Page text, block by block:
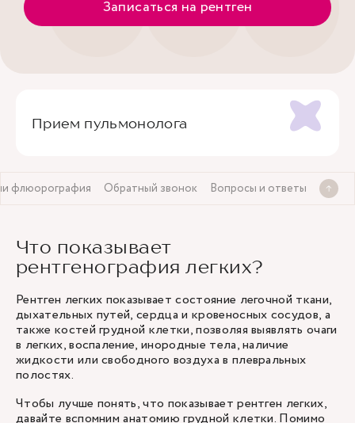
Записаться на рентген
Прием пульмонолога
флюорография Обратный звонок Вопросы и ответы
Что показывает
рентгенография легких?
Рентген легких показывает состояние легочной ткани,
дыхательных путей, сердца и кровеносных сосудов, а
также костей грудной клетки, позволяя выявлять очаги
в легких, воспаление, инородные тела, наличие
жидкости или свободного воздуха в плевральных
полостях.
Чтобы лучше понять, что показывает рентген легких,
давайте вспомним анатомию грудной клетки. Помимо